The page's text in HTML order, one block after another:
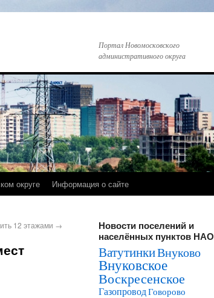
Портал Новомосковского
административного округа
округе Информация о сайте
12 этажами →
Новости поселений и
населённых пунктов НАО
ВатутинкиВнуково
Внуковское
Воскресенское
ГазопроводГоворово